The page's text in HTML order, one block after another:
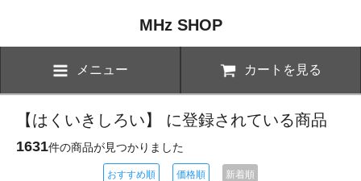
MHz SHOP
メニュー カートを見る
【はくいきしろい】 に登録されている商品
1631件の商品が見つかりました
おすすめ順 価格順 新着順